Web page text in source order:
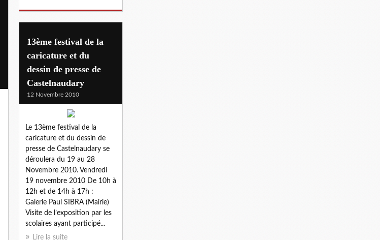
13ème festival de la
caricature et du
dessin de presse de
Castelnaudary
12 Novembre 2010
Le 13ème festival de la
caricature et du dessin de
presse de Castelnaudary se
déroulera du 19 au 28
Novembre 2010. Vendredi
19 novembre 2010 De 10h à
12h et de 14h à 17h :
Galerie Paul SIBRA (Mairie)
Visite de l’exposition par les
scolaires ayant participé...
Lire la suite